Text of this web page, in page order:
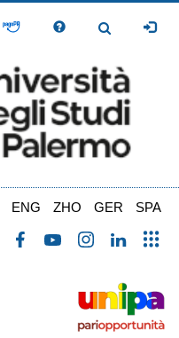
Toggle
ENG ZHO GER SPA